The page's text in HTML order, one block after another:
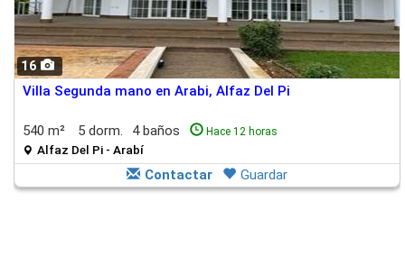
16
Villa Segunda mano en Arabi, Alfaz Del Pi
540 m² 5 dorm. 4 baños Hace 12 horas
Alfaz Del Pi - Arabí
Contactar Guardar